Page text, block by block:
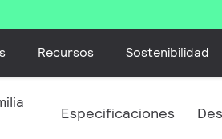
Recursos Sostenibilidad
Especificaciones